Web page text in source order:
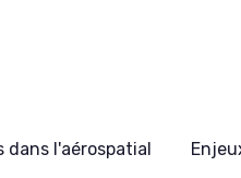
dans l'aérospatial